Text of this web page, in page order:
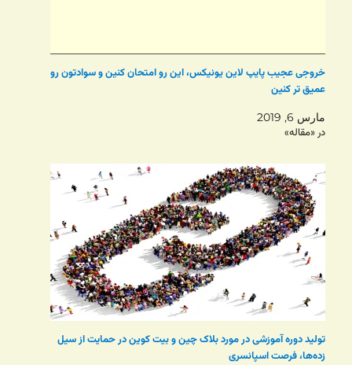
خروجی عجیب پایپ لاین یونیکس، این رو امتحان کنین و سوادتون رو
عمیق تر کنین
مارس 6, 2019
در «مقاله»
تولید دوره آموزشی در مورد بلاک چین و بیت کوین در حمایت از سیل
زده‌ها، فرصت اسپانسری